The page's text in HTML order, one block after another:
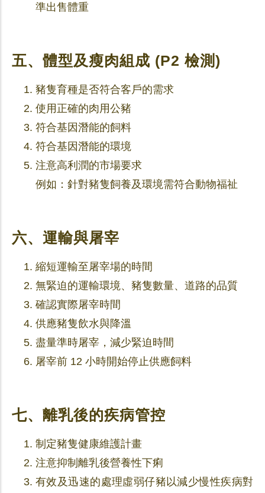
準出售體重
五、體型及瘦肉組成 (P2 檢測)
豬隻育種是否符合客戶的需求
使用正確的肉用公豬
符合基因潛能的飼料
符合基因潛能的環境
注意高利潤的市場要求
例如：針對豬隻飼養及環境需符合動物福祉
六、運輸與屠宰
縮短運輸至屠宰場的時間
無緊迫的運輸環境、豬隻數量、道路的品質
確認實際屠宰時間
供應豬隻飲水與降溫
盡量準時屠宰，減少緊迫時間
屠宰前 12 小時開始停止供應飼料
七、離乳後的疾病管控
制定豬隻健康維護計畫
注意抑制離乳後營養性下痢
有效及迅速的處理虛弱仔豬以減少慢性疾病對